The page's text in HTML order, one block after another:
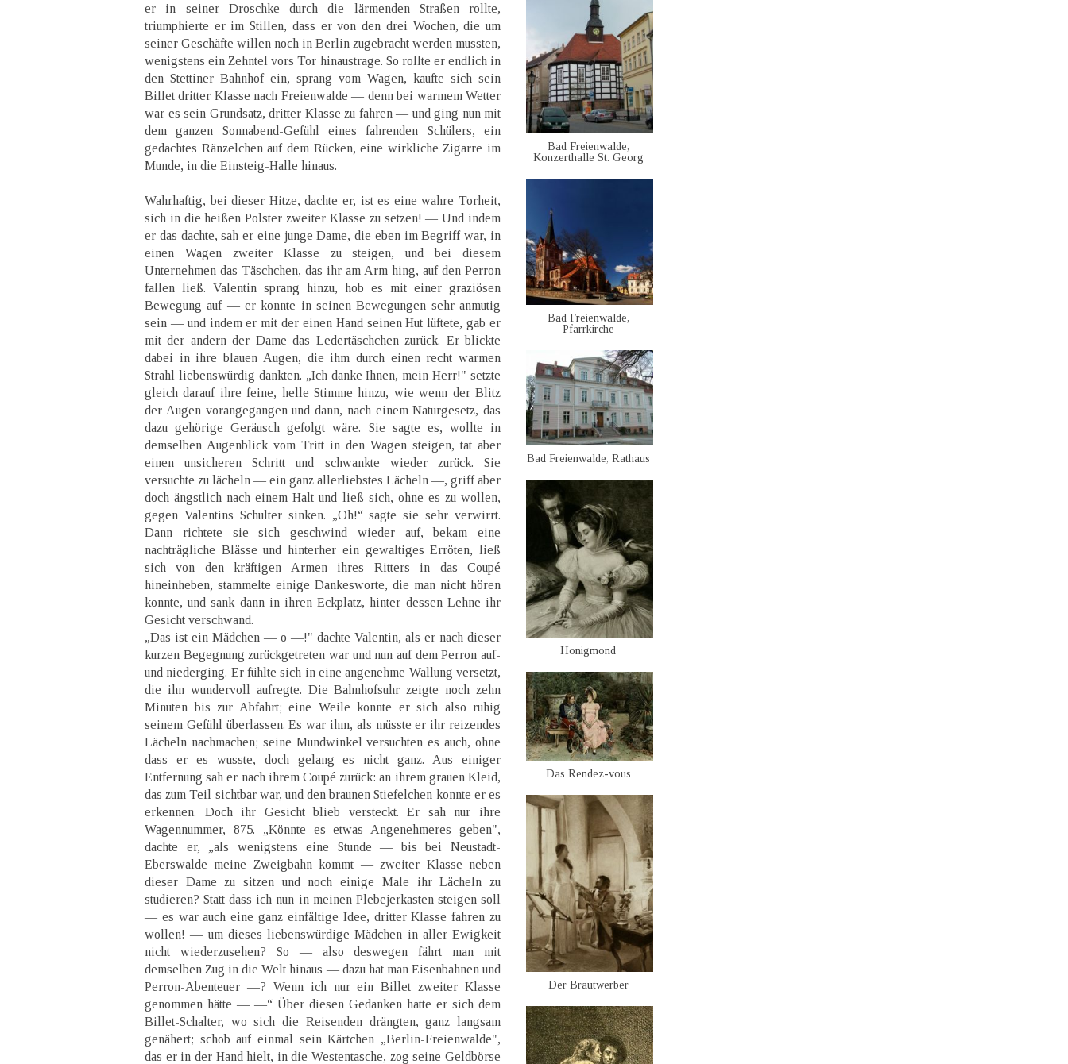
er in seiner Droschke durch die lärmenden Straßen rollte,
triumphierte er im Stillen, dass er von den drei Wochen, die um
seiner Geschäfte willen noch in Berlin zugebracht werden mussten,
wenigstens ein Zehntel vors Tor hinaustrage. So rollte er endlich in
den Stettiner Bahnhof ein, sprang vom Wagen, kaufte sich sein
Billet dritter Klasse nach Freienwalde — denn bei warmem Wetter
war es sein Grundsatz, dritter Klasse zu fahren — und ging nun mit
dem ganzen Sonnabend-Gefühl eines fahrenden Schülers, ein
gedachtes Ränzelchen auf dem Rücken, eine wirkliche Zigarre im
Munde, in die Einsteig-Halle hinaus.
Wahrhaftig, bei dieser Hitze, dachte er, ist es eine wahre Torheit,
sich in die heißen Polster zweiter Klasse zu setzen! — Und indem
er das dachte, sah er eine junge Dame, die eben im Begriff war, in
einen Wagen zweiter Klasse zu steigen, und bei diesem
Unternehmen das Täschchen, das ihr am Arm hing, auf den Perron
fallen ließ. Valentin sprang hinzu, hob es mit einer graziösen
Bewegung auf — er konnte in seinen Bewegungen sehr anmutig
sein — und indem er mit der einen Hand seinen Hut lüftete, gab er
mit der andern der Dame das Ledertäschchen zurück. Er blickte
dabei in ihre blauen Augen, die ihm durch einen recht warmen
Strahl liebenswürdig dankten. „Ich danke Ihnen, mein Herr!" setzte
gleich darauf ihre feine, helle Stimme hinzu, wie wenn der Blitz
der Augen vorangegangen und dann, nach einem Naturgesetz, das
dazu gehörige Geräusch gefolgt wäre. Sie sagte es, wollte in
demselben Augenblick vom Tritt in den Wagen steigen, tat aber
einen unsicheren Schritt und schwankte wieder zurück. Sie
versuchte zu lächeln — ein ganz allerliebstes Lächeln —, griff aber
doch ängstlich nach einem Halt und ließ sich, ohne es zu wollen,
gegen Valentins Schulter sinken. „Oh!“ sagte sie sehr verwirrt.
Dann richtete sie sich geschwind wieder auf, bekam eine
nachträgliche Blässe und hinterher ein gewaltiges Erröten, ließ
sich von den kräftigen Armen ihres Ritters in das Coupé
hineinheben, stammelte einige Dankesworte, die man nicht hören
konnte, und sank dann in ihren Eckplatz, hinter dessen Lehne ihr
Gesicht verschwand.
„Das ist ein Mädchen — o —!" dachte Valentin, als er nach dieser
kurzen Begegnung zurückgetreten war und nun auf dem Perron auf-
und niederging. Er fühlte sich in eine angenehme Wallung versetzt,
die ihn wundervoll aufregte. Die Bahnhofsuhr zeigte noch zehn
Minuten bis zur Abfahrt; eine Weile konnte er sich also ruhig
seinem Gefühl überlassen. Es war ihm, als müsste er ihr reizendes
Lächeln nachmachen; seine Mundwinkel versuchten es auch, ohne
dass er es wusste, doch gelang es nicht ganz. Aus einiger
Entfernung sah er nach ihrem Coupé zurück: an ihrem grauen Kleid,
das zum Teil sichtbar war, und den braunen Stiefelchen konnte er es
erkennen. Doch ihr Gesicht blieb versteckt. Er sah nur ihre
Wagennummer, 875. „Könnte es etwas Angenehmeres geben",
dachte er, „als wenigstens eine Stunde — bis bei Neustadt-
Eberswalde meine Zweigbahn kommt — zweiter Klasse neben
dieser Dame zu sitzen und noch einige Male ihr Lächeln zu
studieren? Statt dass ich nun in meinen Plebejerkasten steigen soll
— es war auch eine ganz einfältige Idee, dritter Klasse fahren zu
wollen! — um dieses liebenswürdige Mädchen in aller Ewigkeit
nicht wiederzusehen? So — also deswegen fährt man mit
demselben Zug in die Welt hinaus — dazu hat man Eisenbahnen und
Perron-Abenteuer —? Wenn ich nur ein Billet zweiter Klasse
genommen hätte — —“ Über diesen Gedanken hatte er sich dem
Billet-Schalter, wo sich die Reisenden drängten, ganz langsam
genähert; schob auf einmal sein Kärtchen „Berlin-Freienwalde",
das er in der Hand hielt, in die Westentasche, zog seine Geldbörse
Bad Freienwalde,
Konzerthalle St. Georg
Bad Freienwalde,
Pfarrkirche
Bad Freienwalde, Rathaus
Honigmond
Das Rendez-vous
Der Brautwerber